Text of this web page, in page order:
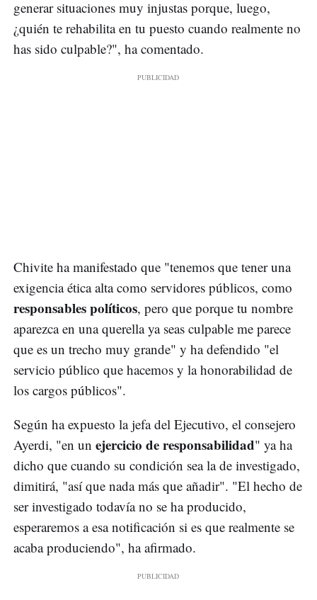
generar situaciones muy injustas porque, luego,
¿quién te rehabilita en tu puesto cuando realmente no
has sido culpable?", ha comentado.
Chivite ha manifestado que "tenemos que tener una
exigencia ética alta como servidores públicos, como
responsables políticos, pero que porque tu nombre
aparezca en una querella ya seas culpable me parece
que es un trecho muy grande" y ha defendido "el
servicio público que hacemos y la honorabilidad de
los cargos públicos".
Según ha expuesto la jefa del Ejecutivo, el consejero
Ayerdi, "en un ejercicio de responsabilidad" ya ha
dicho que cuando su condición sea la de investigado,
dimitirá, "así que nada más que añadir". "El hecho de
ser investigado todavía no se ha producido,
esperaremos a esa notificación si es que realmente se
acaba produciendo", ha afirmado.